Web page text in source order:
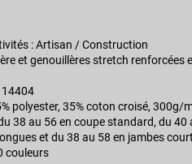
: Artisan / Construction
et genouillères stretch renforcées
14404
polyester, 35% coton croisé, 300g/
38 au 56 en coupe standard, du 40
et du 38 au 58 en jambes
couleurs